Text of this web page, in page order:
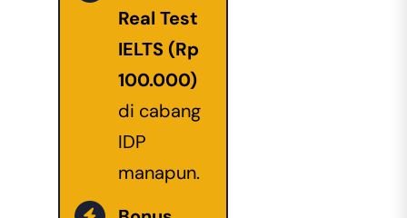
Real Test
IELTS (Rp
100.000)
di cabang
IDP
manapun.